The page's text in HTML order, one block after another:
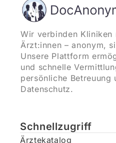
Wir verbinden
Ärzt:innen – anonym,
Unsere Plattform
und schnelle
persönliche Betreuung
Datenschutz.
Schnellzugriff
Ärztekatalog